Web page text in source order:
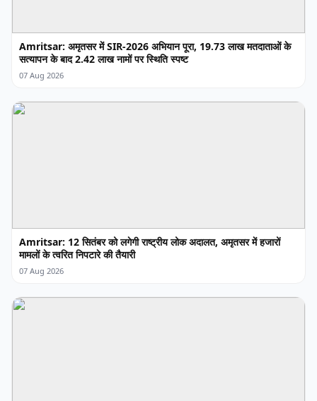
Amritsar: अमृतसर में SIR-2026 अभियान पूरा, 19.73 लाख मतदाताओं के
सत्यापन के बाद 2.42 लाख नामों पर स्थिति स्पष्ट
07 Aug 2026
Amritsar: 12 सितंबर को लगेगी राष्ट्रीय लोक अदालत, अमृतसर में हजारों
मामलों के त्वरित निपटारे की तैयारी
07 Aug 2026